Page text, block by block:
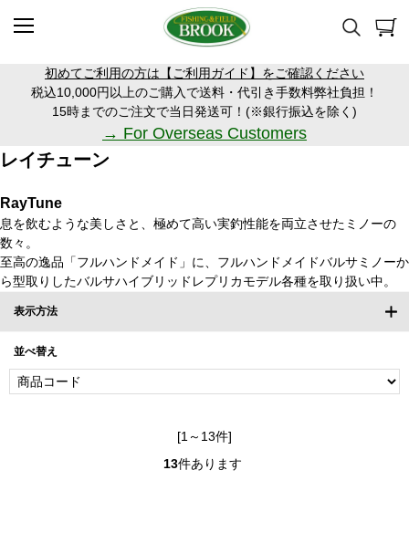
初めてご利用の方は【ご利用ガイド】をご確認ください
税込10,000円以上のご購入で送料・代引き手数料弊社負担！
15時までのご注文で当日発送可！(※銀行振込を除く)
→ For Overseas Customers
レイチューン
RayTune
息を飲むような美しさと、極めて高い実釣性能を両立させたミノーの
数々。
至高の逸品「フルハンドメイド」に、フルハンドメイドバルサミノーか
ら型取りしたバルサハイブリッドレプリカモデル各種を取り扱い中。
表示方法
並べ替え
[1～13件]
13件あります